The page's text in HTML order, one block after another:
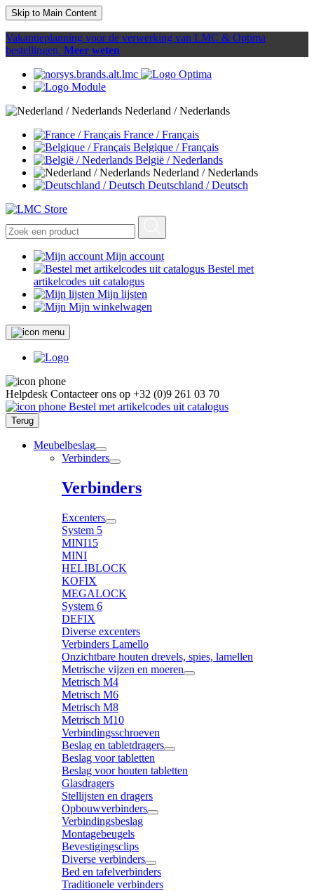
Skip to Main Content
Vakantieplanning voor de verwerking van LMC & Optima
bestellingen. Meer weten
Nederland / Nederlands
France / Français
Belgique / Français
België / Nederlands
Nederland / Nederlands
Deutschland / Deutsch
Mijn account
Bestel met
artikelcodes uit catalogus
Mijn lijsten
Mijn winkelwagen
Helpdesk Contacteer ons op +32 (0)9 261 03 70
Bestel met artikelcodes uit catalogus
Terug
Meubelbeslag
Verbinders
Verbinders
Excenters
System 5
MINI15
MINI
HELIBLOCK
KOFIX
MEGALOCK
System 6
DEFIX
Diverse excenters
Verbinders Lamello
Onzichtbare houten drevels, spies, lamellen
Metrische vijzen en moeren
Metrisch M4
Metrisch M6
Metrisch M8
Metrisch M10
Verbindingsschroeven
Beslag en tabletdragers
Beslag voor tabletten
Beslag voor houten tabletten
Glasdragers
Stellijsten en dragers
Opbouwverbinders
Verbindingsbeslag
Montagebeugels
Bevestigingsclips
Diverse verbinders
Bed en tafelverbinders
Traditionele verbinders